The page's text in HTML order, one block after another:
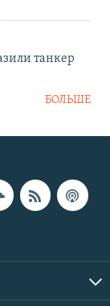
танкер
БОЛЬШЕ